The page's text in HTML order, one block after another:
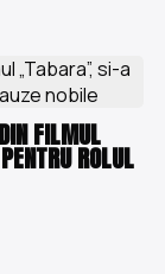
FILMUL
ROLUL